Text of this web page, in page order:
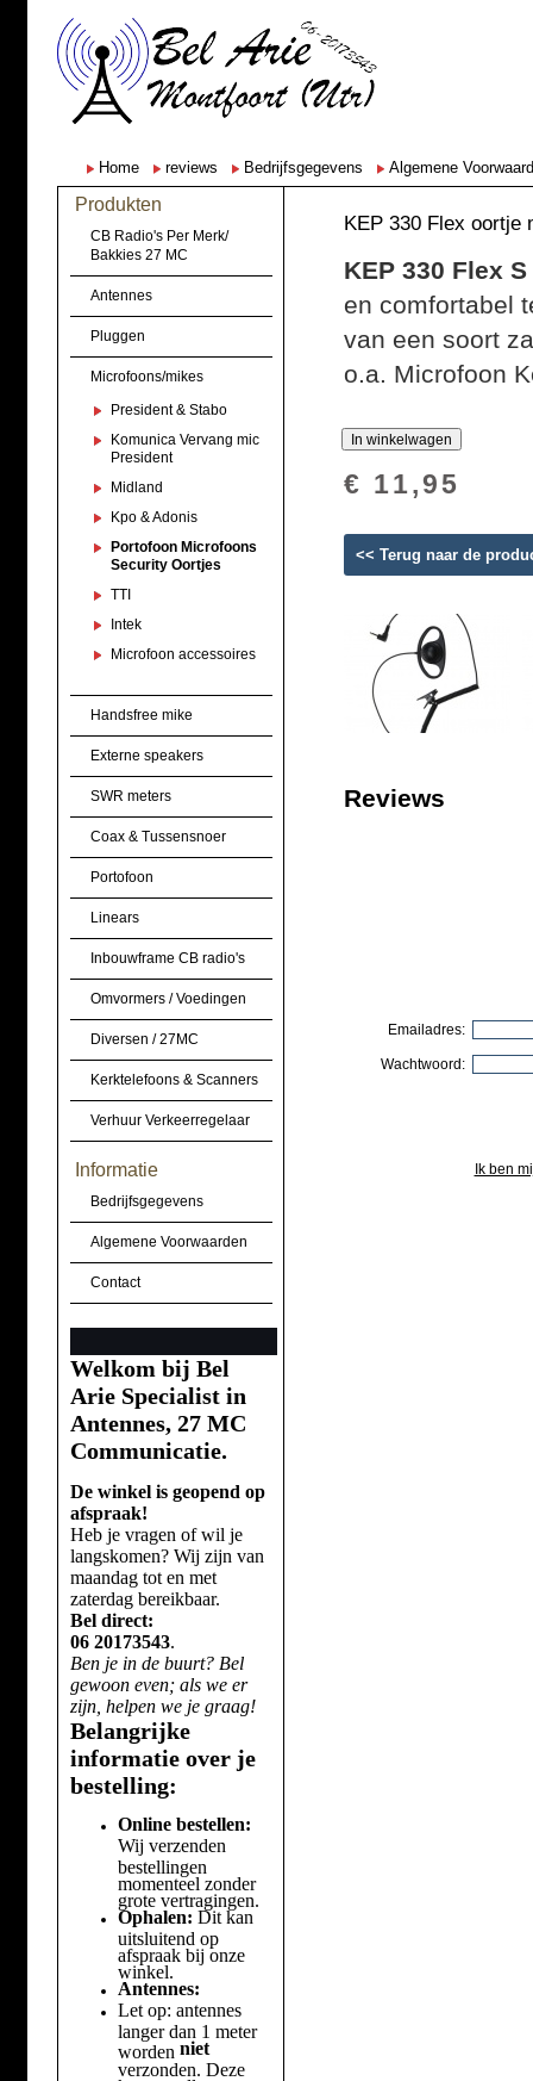
Home reviews Bedrijfsgegevens Algemene
Produkten
CB Radio's Per Merk/
Bakkies 27 MC
Antennes
Pluggen
Microfoons/mikes
President & Stabo
Komunica Vervang mic
President
Midland
Kpo & Adonis
Portofoon Microfoons
Security Oortjes
TTI
Intek
Microfoon accessoires
Handsfree mike
Externe speakers
SWR meters
Coax & Tussensnoer
Portofoon
Linears
Inbouwframe CB radio's
Omvormers / Voedingen
Diversen / 27MC
Kerktelefoons & Scanners
Verhuur Verkeerregelaar
Informatie
Bedrijfsgegevens
Algemene Voorwaarden
Contact
Welkom bij Bel
Arie Specialist in
Antennes, 27 MC
Communicatie.
De winkel is geopend op
afspraak!
Heb je vragen of wil je
langskomen? Wij zijn van
maandag tot en met
zaterdag bereikbaar.
Bel direct:
06 20173543.
Ben je in de buurt? Bel
gewoon even; als we er
zijn, helpen we je graag!
Belangrijke
informatie over je
bestelling:
Online bestellen:
Wij verzenden
bestellingen
momenteel zonder
grote vertragingen.
Ophalen: Dit kan
uitsluitend op
afspraak bij onze
winkel.
Antennes:
Let op: antennes
langer dan 1 meter
worden niet
verzonden. Deze
KEP 330 Flex oortje
KEP 330 Flex
en comfortabel
van een soort
o.a. Microfoon
€ 11,95
<< Terug naar de
Reviews
Emailadres:
Wachtwoord:
Ik ben